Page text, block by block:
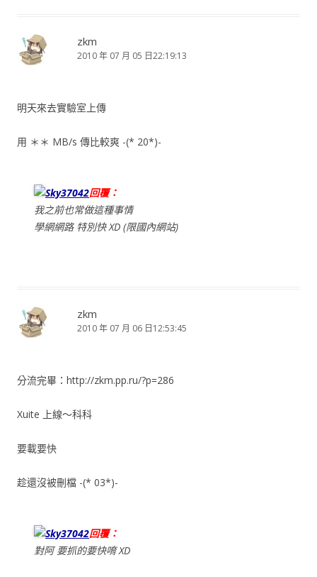
zkm
2010 年 07 月 05 日22:19:13
明天來去實驗室上傳
用 ＊＊ MB/s 傳比較爽 -(* 20*)-
Sky37042回覆：
我之前也常做這種事情
學網網路 特別快 XD (限國內網站)
zkm
2010 年 07 月 06 日12:53:45
分流完畢：http://zkm.pp.ru/?p=286
Xuite 上線～科科
要載要快
趁還沒被刪檔 -(* 03*)-
Sky37042回覆：
對阿 要抓的要快唷 XD